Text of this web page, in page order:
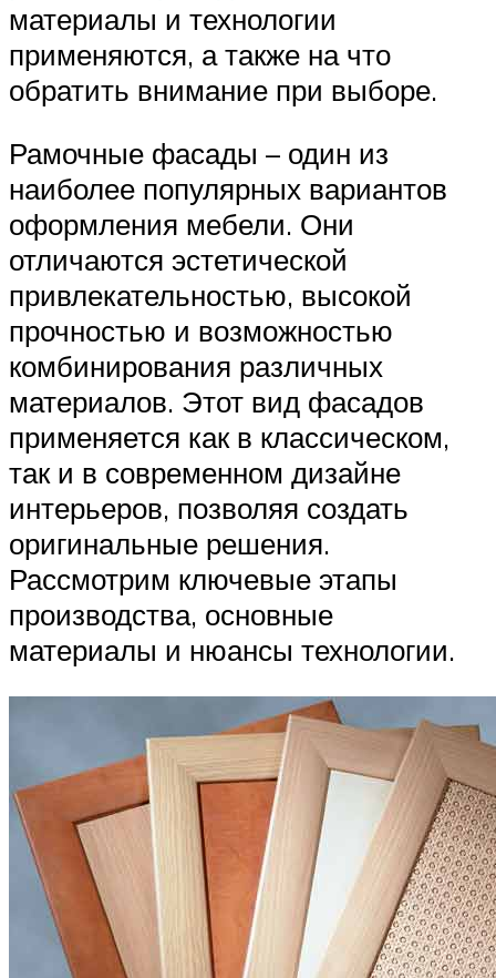
материалы и технологии
применяются, а также на что
обратить внимание при выборе.
Рамочные фасады – один из
наиболее популярных вариантов
оформления мебели. Они
отличаются эстетической
привлекательностью, высокой
прочностью и возможностью
комбинирования различных
материалов. Этот вид фасадов
применяется как в классическом,
так и в современном дизайне
интерьеров, позволяя создать
оригинальные решения.
Рассмотрим ключевые этапы
производства, основные
материалы и нюансы технологии.